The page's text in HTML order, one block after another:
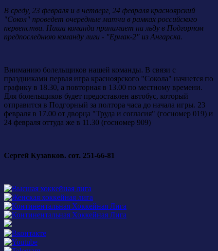
В среду, 23 февраля и в четверг, 24 февраля красноярский
"Сокол" проведет очередные матчи в рамках российского
первенства. Наша команда принимает на льду в Подгорном
предпоследнюю команду лиги - "Ермак-2" из Ангарска.
Вниманию болельщиков нашей команды. В связи с
праздниками первая игра красноярского "Сокола" начнется по
графику в 18.30, а повторная в 13.00 по местному времени.
Для болельщиков будет предоставлен автобус, который
отправится в Подгорный за полтора часа до начала игры. 23
февраля в 17.00 от дворца "Труда и согласия" (госномер 019) и
24 февраля оттуда же в 11.30 (госномер 909)
Сергей Кузавков. сот. 251-66-81